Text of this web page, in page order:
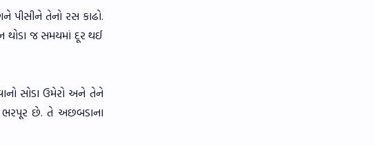
પીસીને તેનો રસ કાઢો.
થોડા જ સમયમાં દૂર થઈ
સોડા ઉમેરો અને તેને
ભરપૂર છે. તે અછબડાના